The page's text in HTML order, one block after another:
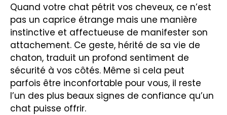
Quand votre chat pétrit vos cheveux, ce n’est
pas un caprice étrange mais une manière
instinctive et affectueuse de manifester son
attachement. Ce geste, hérité de sa vie de
chaton, traduit un profond sentiment de
sécurité à vos côtés. Même si cela peut
parfois être inconfortable pour vous, il reste
l’un des plus beaux signes de confiance qu’un
chat puisse offrir.